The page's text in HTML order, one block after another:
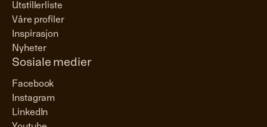
Utstillerliste
Våre profiler
Inspirasjon
Nyheter
Sosiale medier
Facebook
Instagram
LinkedIn